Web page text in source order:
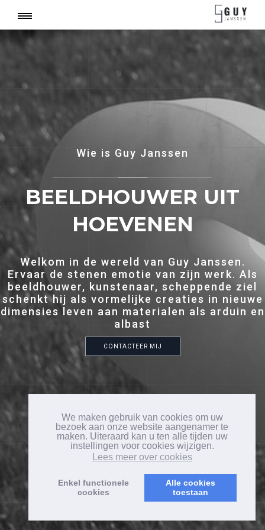
We maken gebruik van cookies om uw
bezoek aan onze website aangenamer te
maken. Uiteraard kan u ten alle tijden uw
instellingen voor cookies wijzigen.
Lees meer over cookies
Enkel functionele
cookies
Alle cookies
toestaan
Wie is Guy Janssen
BEELDHOUWER UIT
HOEVENEN
Welkom in de wereld van Guy Janssen.
Ervaar de stenen emotie van zijn werk. Als
beeldhouwer, kunstenaar, scheppende ziel
schenkt hij als vormelijke creaties in nieuwe
dimensies leven aan materialen als arduin en
albast
CONTACTEER MIJ